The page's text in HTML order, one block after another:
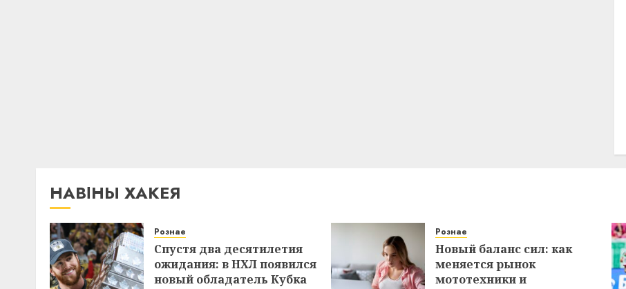
НАВІНЫ ХАКЕЯ
Рознае
Спустя два десятилетия
ожидания: в НХЛ появился
новый обладатель Кубка
Рознае
Новый баланс сил: как
меняется рынок
мототехники и